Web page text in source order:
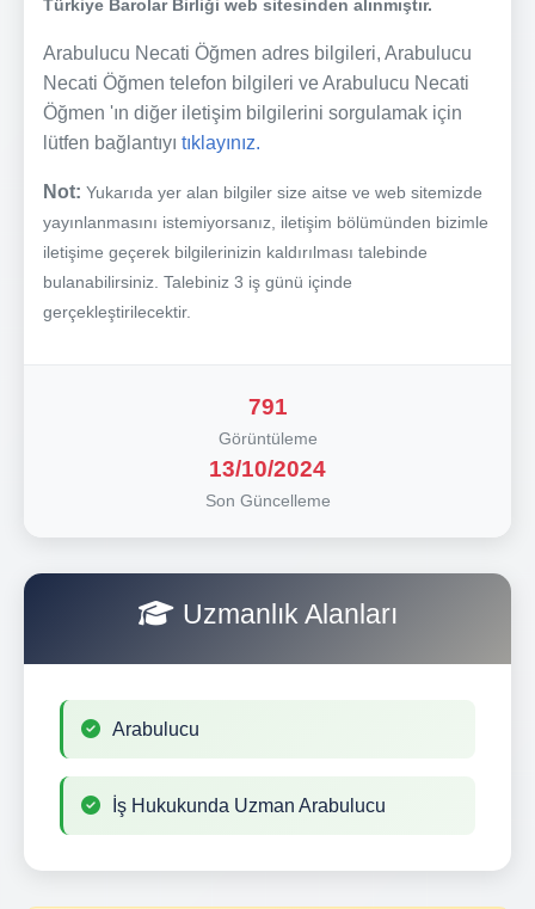
Türkiye Barolar Birliği web sitesinden alınmıştır.
Arabulucu Necati Öğmen adres bilgileri, Arabulucu
Necati Öğmen telefon bilgileri ve Arabulucu Necati
Öğmen 'ın diğer iletişim bilgilerini sorgulamak için
lütfen bağlantıyı tıklayınız.
Not: Yukarıda yer alan bilgiler size aitse ve web sitemizde
yayınlanmasını istemiyorsanız, iletişim bölümünden bizimle
iletişime geçerek bilgilerinizin kaldırılması talebinde
bulanabilirsiniz. Talebiniz 3 iş günü içinde
gerçekleştirilecektir.
791
Görüntüleme
13/10/2024
Son Güncelleme
Uzmanlık Alanları
Arabulucu
İş Hukukunda Uzman Arabulucu